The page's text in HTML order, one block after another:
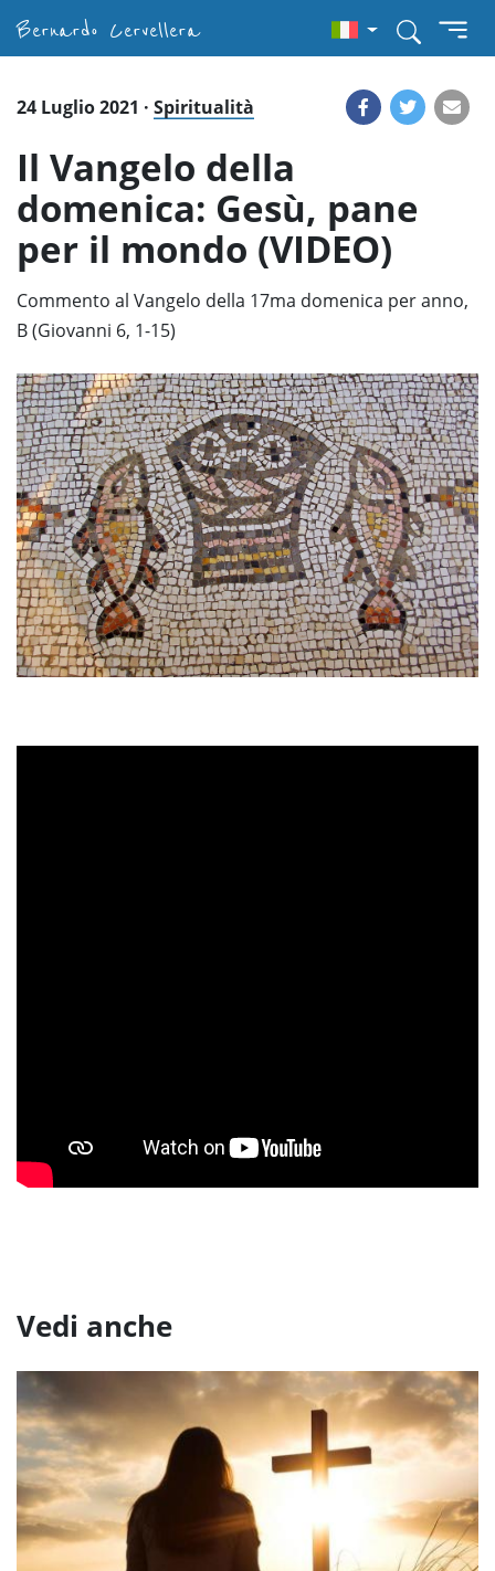
Bernardo Cervellera
24 Luglio 2021 · Spiritualità
Il Vangelo della
domenica: Gesù, pane
per il mondo (VIDEO)
Commento al Vangelo della 17ma domenica per anno,
B (Giovanni 6, 1-15)
Vedi anche